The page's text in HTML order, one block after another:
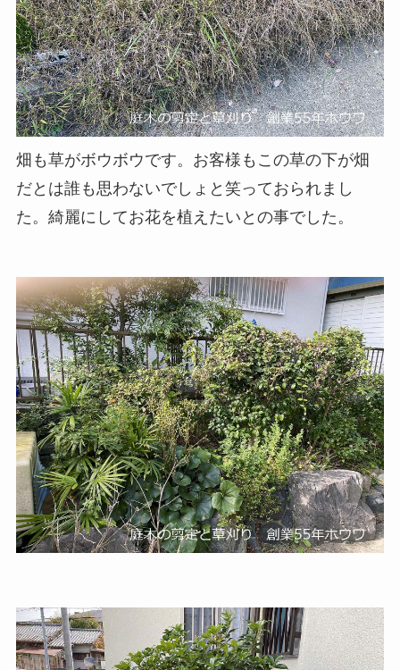
畑も草がボウボウです。お客様もこの草の下が畑
だとは誰も思わないでしょと笑っておられまし
た。綺麗にしてお花を植えたいとの事でした。